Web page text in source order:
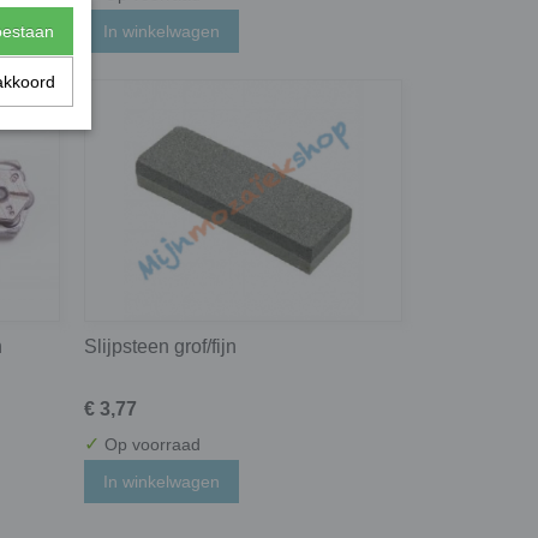
In winkelwagen
Slijpsteen grof/fijn
€ 3,77
✓ Op voorraad
In winkelwagen